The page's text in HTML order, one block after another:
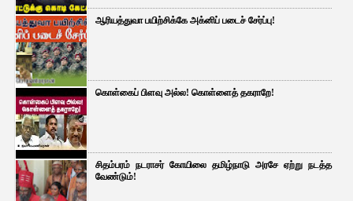
ஆரியத்துவா பயிற்சிக்கே அக்னிப் படைச் சேர்ப்பு!
கொள்கைப் பிளவு அல்ல! கொள்ளைத் தகராறே!
சிதம்பரம் நடராசர் கோயிலை தமிழ்நாடு அரசே ஏற்று நடத்த
வேண்டும்!